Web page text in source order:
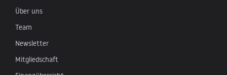
Über uns
Team
Newsletter
Mitgliedschaft